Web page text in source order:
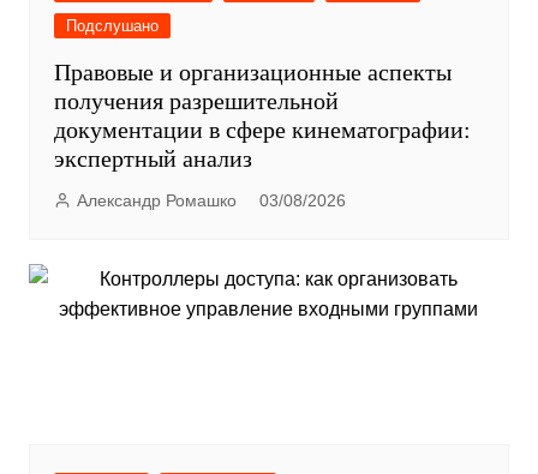
Подслушано
Правовые и организационные аспекты
получения разрешительной
документации в сфере кинематографии:
экспертный анализ
Александр Ромашко 03/08/2026